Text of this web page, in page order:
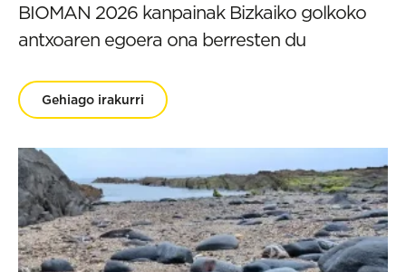
BIOMAN 2026 kanpainak Bizkaiko golkoko
antxoaren egoera ona berresten du
Gehiago irakurri